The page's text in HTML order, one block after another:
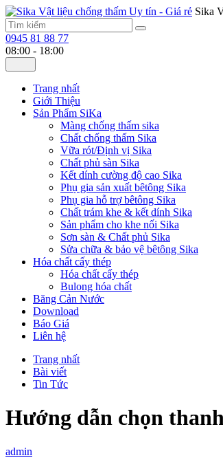
Sika
0945 81 88 77
08:00 - 18:00
Trang nhất
Giới Thiệu
Sản Phẩm SiKa
Màng chống thấm sika
Chất chống thấm Sika
Vữa rót/Định vị Sika
Chất phủ sàn Sika
Kết dính cường độ cao Sika
Phụ gia sản xuất bêtông Sika
Phụ gia hỗ trợ bêtông Sika
Chất trám khe & kết dính Sika
Sản phẩm cho khe nối Sika
Sơn sàn & Chất phủ Sika
Sửa chữa & bảo vệ bêtông Sika
Hóa chất cấy thép
Hóa chất cấy thép
Bulong hóa chất
Băng Cản Nước
Download
Báo Giá
Liên hệ
Trang nhất
Bài viết
Tin Tức
Hướng dẫn chọn
admin